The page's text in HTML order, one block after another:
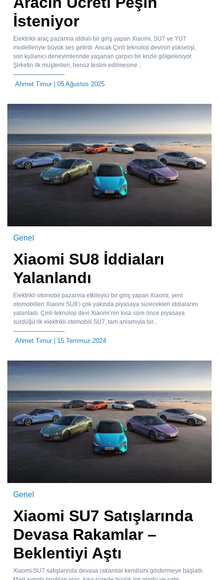
İsteniyor
Elektrikli araç pazarına iddialı bir giriş yapan Xiaomi, SU7 ve YU7
modelleriyle büyük ses getirdi. Ancak Çinli teknoloji devinin yükselişi,
son kullanıcı deneyimlerinde yaşanan çarpıcı bir krizle gölgeleniyor.
Şirketin ilk müşterileri, henüz teslim edilmesine...
Ahmet Timur| 05 Ağustos 2025
Genel
Xiaomi SU8 İddiaları
Yalanlandı
Elektrikli otomobil pazarına etkileyici bir giriş yapan Xiaomi, yeni
otomobilleri Xiaomi SU8’i çok yakında piyasaya sürecekleri iddialarını
yalanladı. Çinli teknoloji devi Xiaomi’nin kısa süre önce piyasaya
sürdüğü ilk elektrikli otomobili SU7, tam anlamıyla bir...
Ahmet Timur| 15 Temmuz 2024
Genel
Xiaomi SU7 Satışlarında
Devasa Rakamlar –
Beklentiyi Aştı
Xiaomi SU7 satışlarında devasa rakamlar kendisini göstermeye başladı.